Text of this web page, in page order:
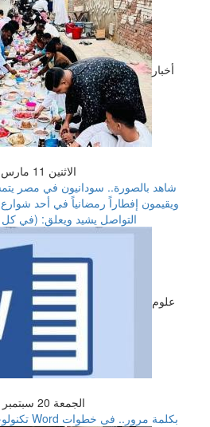
أخبار
الاثنين 11 مارس 2024 10:12 مساءً
شاهد بالصورة.. سودانيون في مصر
ويقيمون إفطاراً رمضانياً في أحد
التواصل يشيد ويعلق: (في
علوم
الجمعة 20 سبتمبر 2024 10:32 صباحاً
تكنولوجيا: كيفية حماية مستند Word بكلمة مرور.. فى خطوات